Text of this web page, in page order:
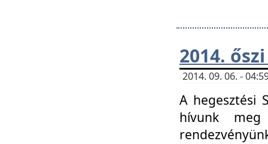
2014.
2014. 09. 06. -
A hegesztési
hívunk